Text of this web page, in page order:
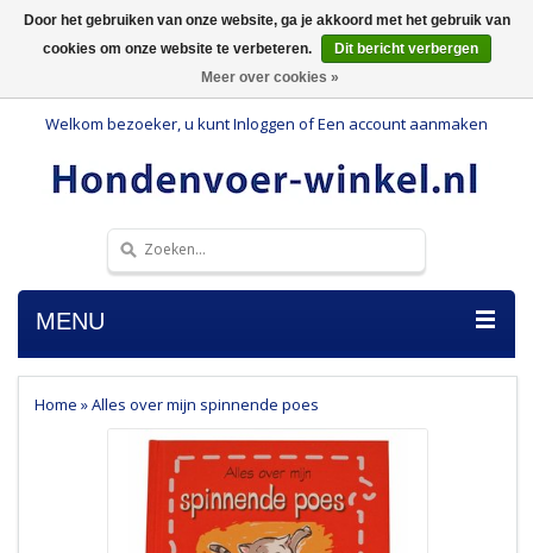
Welkom bezoeker, u kuntInloggen ofEen account aanmaken
MENU
Home »Alles over mijn spinnende poes
Door het gebruiken van onze website, ga je akkoord met het gebruik van
cookies om onze website te verbeteren.
Dit bericht verbergen
Meer over cookies »